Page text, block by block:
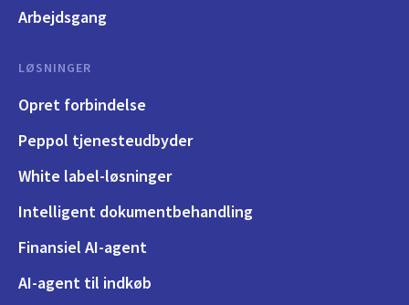
Arbejdsgang
LØSNINGER
Opret forbindelse
Peppol tjenesteudbyder
White label-løsninger
Intelligent dokumentbehandling
Finansiel AI-agent
AI-agent til indkøb